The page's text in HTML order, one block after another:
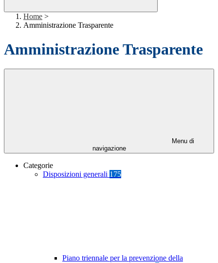
Home >
Amministrazione Trasparente
Amministrazione Trasparente
Menu di
navigazione
Categorie
Disposizioni generali 175
Piano triennale per la prevenzione della